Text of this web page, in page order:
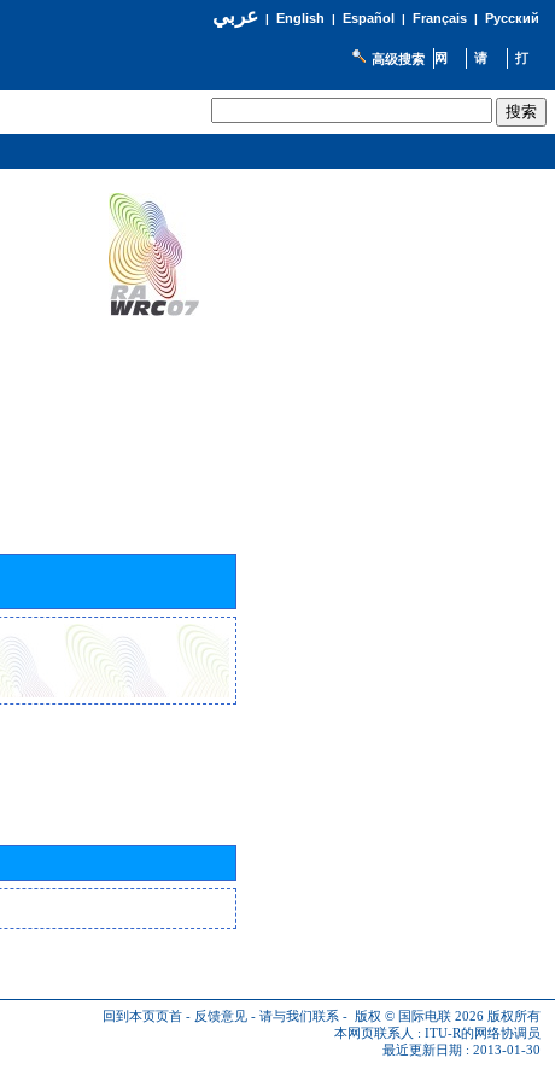
عربي| English | Español | Français| Русский
高级搜索
回到本页页首 - 反馈意见 - 请与我们联系 - 版权 © 国际电联 2026 版权所有
本网页联系人 : ITU-R的网络协调员
最近更新日期 : 2013-01-30